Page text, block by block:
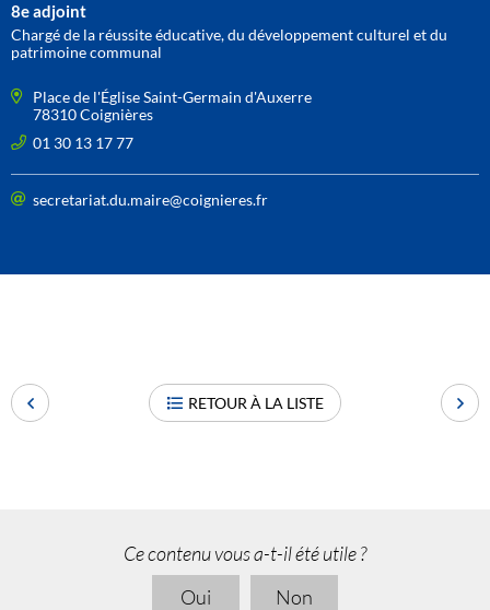
8e adjoint
Chargé de la réussite éducative, du développement culturel et du
patrimoine communal
Place de l'Église Saint-Germain d'Auxerre
78310 Coignières
01 30 13 17 77
secretariat.du.maire@coignieres.fr
RETOUR À LA LISTE
Ce contenu vous a-t-il été utile ?
Oui
Non